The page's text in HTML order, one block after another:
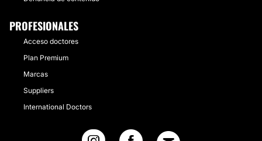
PROFESIONALES
Acceso doctores
Plan Premium
Marcas
Suppliers
International Doctors